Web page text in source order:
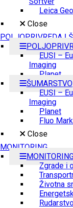
Leica
Close
POLJOPRIVREDA I
EUSI –
Imaging
Planet
ŠUMARSTVO
EUSI –
Imaging
Planet
Fluo
Close
MONITORING
Zgrade i
Životna